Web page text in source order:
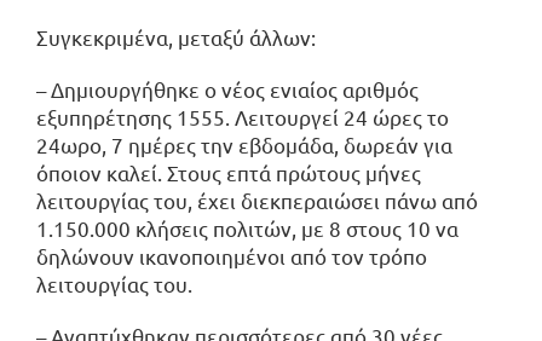
Συγκεκριμένα, μεταξύ άλλων:
– Δημιουργήθηκε ο νέος ενιαίος αριθμός
εξυπηρέτησης 1555. Λειτουργεί 24 ώρες το
24ωρο, 7 ημέρες την εβδομάδα, δωρεάν για
όποιον καλεί. Στους επτά πρώτους μήνες
λειτουργίας του, έχει διεκπεραιώσει πάνω από
1.150.000 κλήσεις πολιτών, με 8 στους 10 να
δηλώνουν ικανοποιημένοι από τον τρόπο
λειτουργίας του.